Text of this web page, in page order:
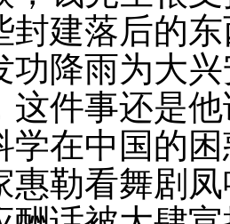
封建落后的
功降雨为大
这件事还是
学在中国的
惠勒看舞剧